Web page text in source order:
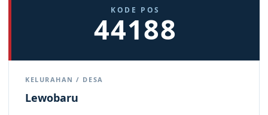
KODE POS
44188
KELURAHAN / DESA
Lewobaru